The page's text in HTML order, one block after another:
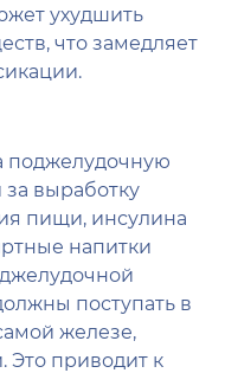
ухудшить
что замедляет
поджелудочную
за выработку
пищи, инсулина
напитки
поступать в
железе,
Это приводит к